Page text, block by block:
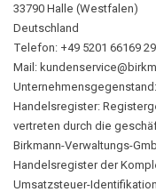
33790 Halle (Westfalen)
Deutschland
Telefon: +49 5201 66169 29
Mail:
Handelsregister:
vertreten durch die
Birkmann-Verwaltungs-
Handelsregister der
Umsatzsteuer-